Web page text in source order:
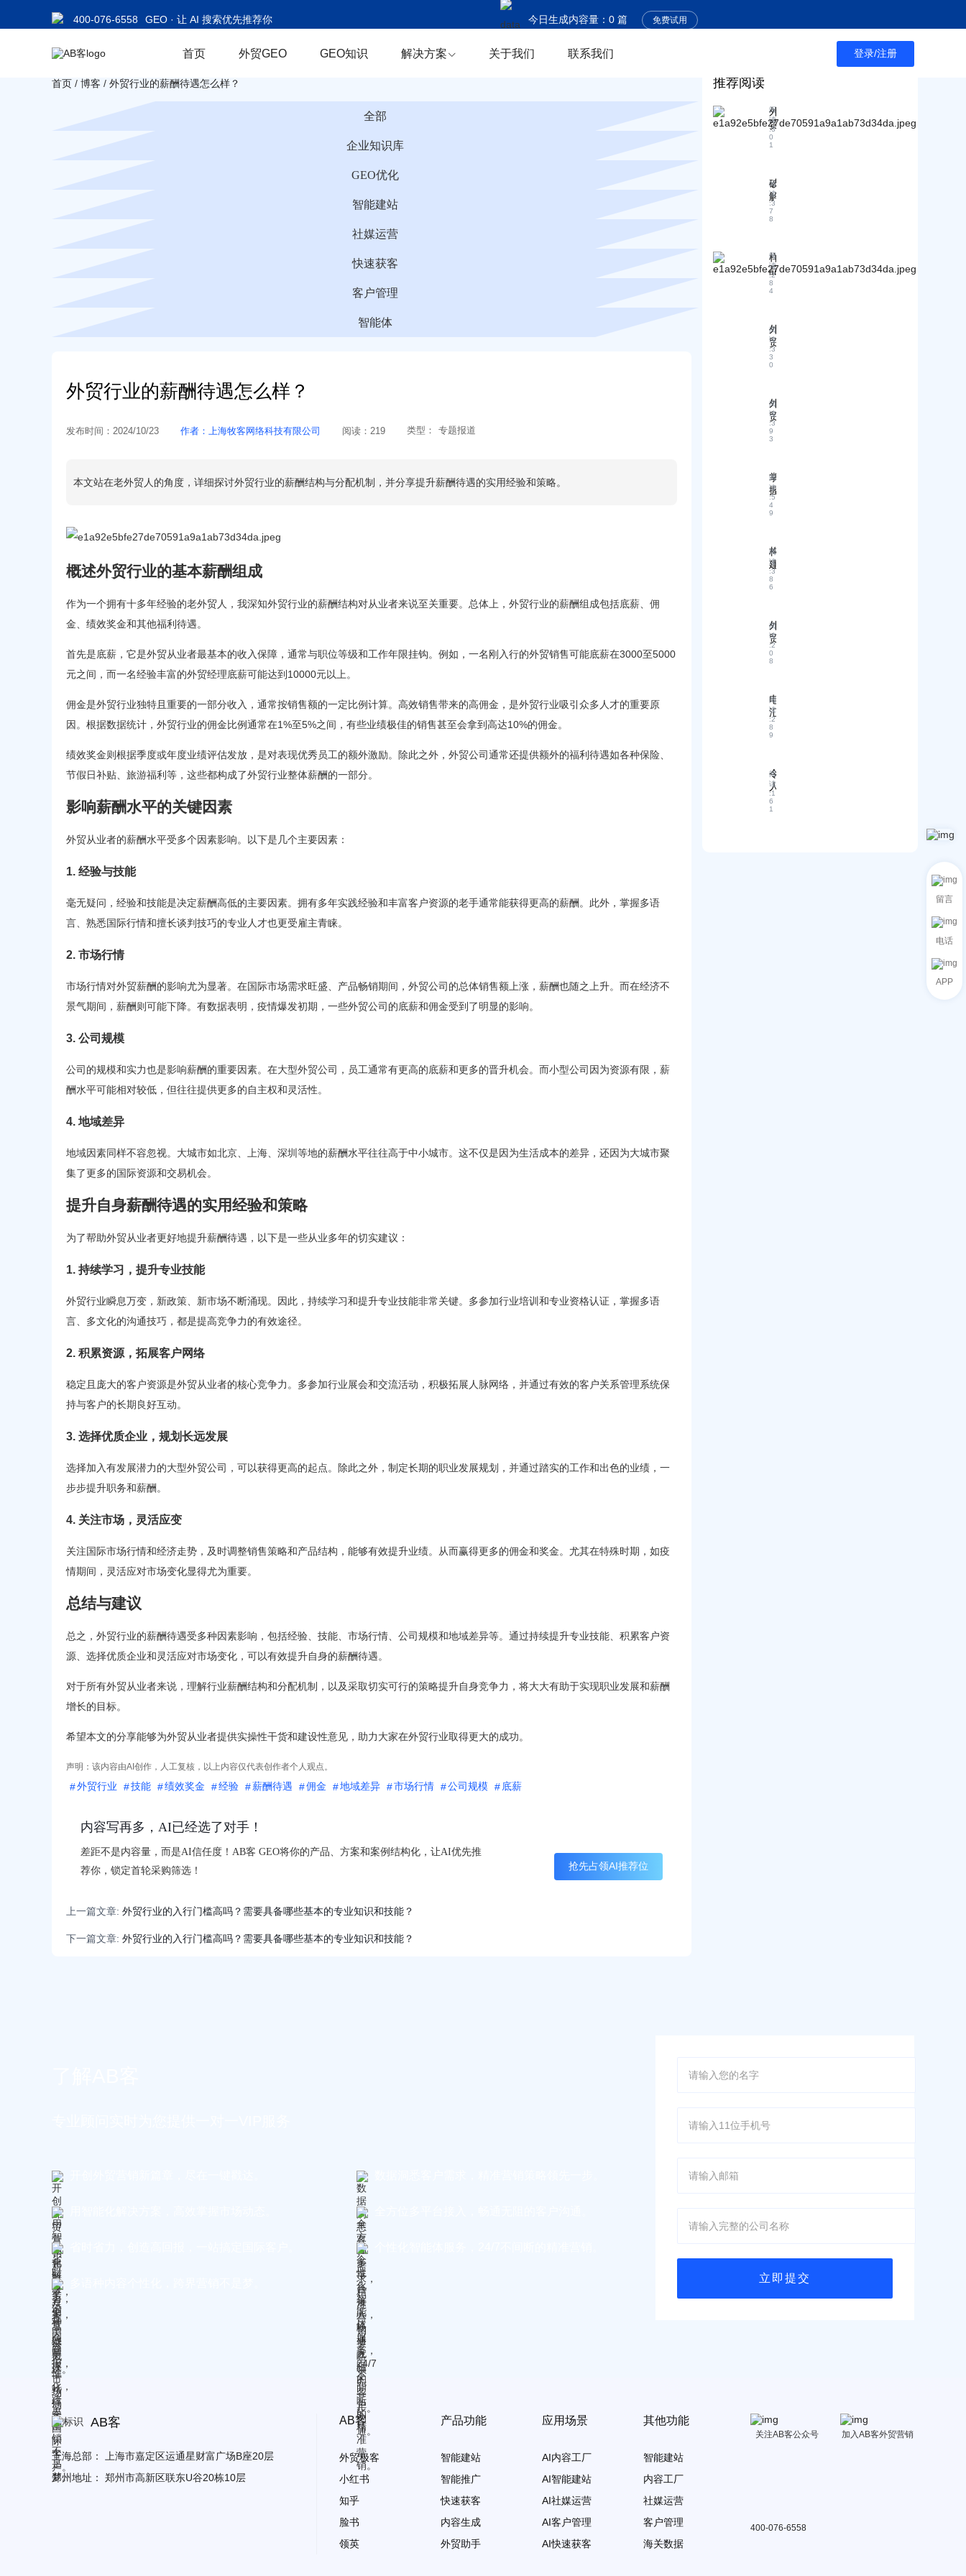
400-076-6558 GEO · 让 AI 搜索优先推荐你 今日生成内容量： 0篇
今日商机捕获： 0条
免费试用
首页 外贸GEO GEO知识 解决方案 关于我们 联系我们 登录/注册
首页 / 博客 / 外贸行业的薪酬待遇怎么样？ 推荐阅读
外
贸
行
业
前
景
如
何
阅
读
:3
0
1
破
解
外
贸
管
理
困
A
B
客
C
如
何
用
“
+
智
能
”
全
球
生
意
？
阅
读
:3
7
8
样
品
损
坏
遗
失
如
何
？
阅
读
:2
8
4
外
贸
A
I
营
销
员
：
应
对
关
的
解
决
方
阅
读
:3
3
0
外
贸
新
手
知
识
：
术
语
概
念
讲
解
—
—
本
文
，
开
的
外
贸
之
阅
读
:3
9
3
掌
握
跨
境
：
安
全
运
输
的
关
骤
和
风
险
阅
读
:5
4
9
构
建
差
异
容
体
系
A
I
营
销
提
升
外
贸
阅
读
:3
8
6
外
贸
S
O
如
何
利
用
M
系
统
提
阅
读
:2
0
8
电
汇
付
款
及
出
口
阅
读
:2
8
9
令
人
震
惊
阅
读
:1
6
1
全部
企业知识库
GEO优化
智能建站
社媒运营
快速获客
客户管理
智能体
外贸行业的薪酬待遇怎么样？
发布时间： 2024/10/23 作者： 上海牧客网络科技有限公司 阅读： 219 类型： 专题报道
本文站在老外贸人的角度，详细探讨外贸行业的薪酬结构与分配机制，并分享提升薪酬待遇的实用经验和策略。
概述外贸行业的基本薪酬组成
作为一个拥有十多年经验的老外贸人，我深知外贸行业的薪酬结构对从业者来说至关重要。总体上，外贸行业的薪酬组成包括底薪、佣
金、绩效奖金和其他福利待遇。
首先是底薪，它是外贸从业者最基本的收入保障，通常与职位等级和工作年限挂钩。例如，一名刚入行的外贸销售可能底薪在3000至5000
元之间，而一名经验丰富的外贸经理底薪可能达到10000元以上。
佣金是外贸行业独特且重要的一部分收入，通常按销售额的一定比例计算。高效销售带来的高佣金，是外贸行业吸引众多人才的重要原
因。根据数据统计，外贸行业的佣金比例通常在1%至5%之间，有些业绩极佳的销售甚至会拿到高达10%的佣金。
绩效奖金则根据季度或年度业绩评估发放，是对表现优秀员工的额外激励。除此之外，外贸公司通常还提供额外的福利待遇如各种保险、
节假日补贴、旅游福利等，这些都构成了外贸行业整体薪酬的一部分。
影响薪酬水平的关键因素
外贸从业者的薪酬水平受多个因素影响。以下是几个主要因素：
1. 经验与技能
毫无疑问，经验和技能是决定薪酬高低的主要因素。拥有多年实践经验和丰富客户资源的老手通常能获得更高的薪酬。此外，掌握多语
言、熟悉国际行情和擅长谈判技巧的专业人才也更受雇主青睐。
2. 市场行情
市场行情对外贸薪酬的影响尤为显著。在国际市场需求旺盛、产品畅销期间，外贸公司的总体销售额上涨，薪酬也随之上升。而在经济不
景气期间，薪酬则可能下降。有数据表明，疫情爆发初期，一些外贸公司的底薪和佣金受到了明显的影响。
3. 公司规模
公司的规模和实力也是影响薪酬的重要因素。在大型外贸公司，员工通常有更高的底薪和更多的晋升机会。而小型公司因为资源有限，薪
酬水平可能相对较低，但往往提供更多的自主权和灵活性。
4. 地域差异
地域因素同样不容忽视。大城市如北京、上海、深圳等地的薪酬水平往往高于中小城市。这不仅是因为生活成本的差异，还因为大城市聚
集了更多的国际资源和交易机会。
提升自身薪酬待遇的实用经验和策略
为了帮助外贸从业者更好地提升薪酬待遇，以下是一些从业多年的切实建议：
1. 持续学习，提升专业技能
外贸行业瞬息万变，新政策、新市场不断涌现。因此，持续学习和提升专业技能非常关键。多参加行业培训和专业资格认证，掌握多语
言、多文化的沟通技巧，都是提高竞争力的有效途径。
2. 积累资源，拓展客户网络
稳定且庞大的客户资源是外贸从业者的核心竞争力。多参加行业展会和交流活动，积极拓展人脉网络，并通过有效的客户关系管理系统保
持与客户的长期良好互动。
3. 选择优质企业，规划长远发展
选择加入有发展潜力的大型外贸公司，可以获得更高的起点。除此之外，制定长期的职业发展规划，并通过踏实的工作和出色的业绩，一
步步提升职务和薪酬。
4. 关注市场，灵活应变
关注国际市场行情和经济走势，及时调整销售策略和产品结构，能够有效提升业绩。从而赢得更多的佣金和奖金。尤其在特殊时期，如疫
情期间，灵活应对市场变化显得尤为重要。
总结与建议
总之，外贸行业的薪酬待遇受多种因素影响，包括经验、技能、市场行情、公司规模和地域差异等。通过持续提升专业技能、积累客户资
源、选择优质企业和灵活应对市场变化，可以有效提升自身的薪酬待遇。
对于所有外贸从业者来说，理解行业薪酬结构和分配机制，以及采取切实可行的策略提升自身竞争力，将大大有助于实现职业发展和薪酬
增长的目标。
希望本文的分享能够为外贸从业者提供实操性干货和建设性意见，助力大家在外贸行业取得更大的成功。
声明：该内容由AI创作，人工复核，以上内容仅代表创作者个人观点。
外贸行业 技能 绩效奖金 经验 薪酬待遇 佣金 地域差异 市场行情 公司规模 底薪
内容写再多，AI已经选了对手！
差距不是内容量，而是AI信任度！AB客 GEO将你的产品、方案和案例结构化，让AI优先推
荐你，锁定首轮采购筛选！
抢先占领AI推荐位
上一篇文章: 外贸行业的入行门槛高吗？需要具备哪些基本的专业知识和技能？
下一篇文章: 外贸行业的入行门槛高吗？需要具备哪些基本的专业知识和技能？
留言
电话
APP
AB客
上海总部：
上海市嘉定区运通星财富广场B座20层
郑州地址：
郑州市高新区联东U谷20栋10层
AB客
外贸极客
小红书
知乎
脸书
领英
产品功能
智能建站
智能推广
快速获客
内容生成
外贸助手
应用场景
AI内容工厂
AI智能建站
AI社媒运营
AI客户管理
AI快速获客
其他功能
智能建站
内容工厂
社媒运营
客户管理
海关数据
关注AB客公众号 加入AB客外贸营销
400-076-6558